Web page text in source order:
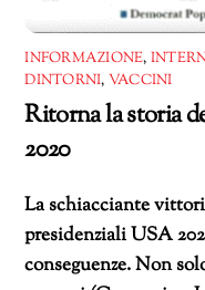
INFORMAZIONE,
DINTORNI, VACCINI
Ritorna la storia
2020
La schiacciante
presidenziali USA
conseguenze. Non